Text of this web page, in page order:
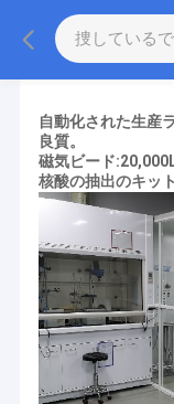
自動化された生産
良質。
磁気ビード
核酸の抽出のキッ